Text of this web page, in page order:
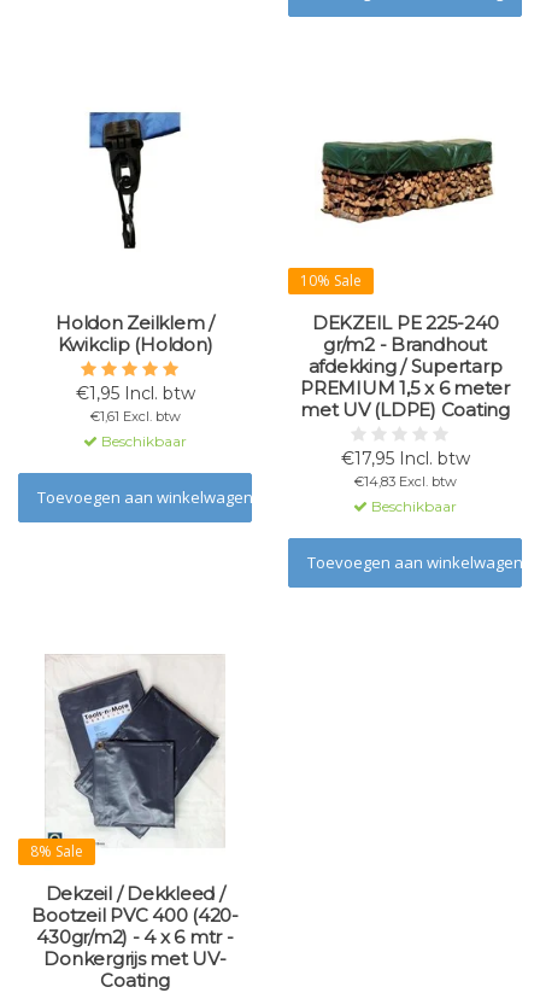
Holdon Zeilklem /
Kwikclip (Holdon)
€1,95 Incl. btw
€1,61 Excl. btw
Beschikbaar
Toevoegen aan winkelwagen
10% Sale
DEKZEIL PE 225-240
gr/m2 - Brandhout
afdekking / Supertarp
PREMIUM 1,5 x 6 meter
met UV (LDPE) Coating
€17,95 Incl. btw
€14,83 Excl. btw
Beschikbaar
Toevoegen aan winkelwagen
8% Sale
Dekzeil / Dekkleed /
Bootzeil PVC 400 (420-
430gr/m2) - 4 x 6 mtr -
Donkergrijs met UV-
Coating